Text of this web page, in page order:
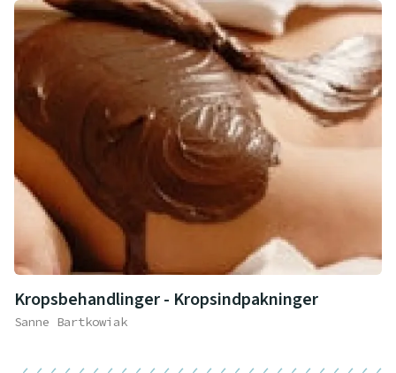
Kropsbehandlinger - Kropsindpakninger
Sanne Bartkowiak